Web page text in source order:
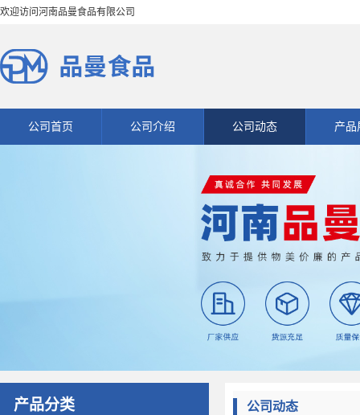
欢迎访问河南品曼食品有限公司
公司首页 公司介绍 公司动态 产品
产品分类 公司动态